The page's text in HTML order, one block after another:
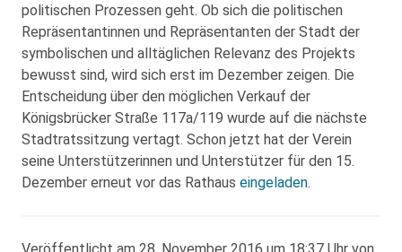
politischen Prozessen geht. Ob sich die politischen
Repräsentantinnen und Repräsentanten der Stadt der
symbolischen und alltäglichen Relevanz des Projekts
bewusst sind, wird sich erst im Dezember zeigen. Die
Entscheidung über den möglichen Verkauf der
Königsbrücker Straße 117a/119 wurde auf die nächste
Stadtratssitzung vertagt. Schon jetzt hat der Verein
seine Unterstützerinnen und Unterstützer für den 15.
Dezember erneut vor das Rathaus eingeladen.
Veröffentlicht am 28. November 2016 um 18:37 Uhr von